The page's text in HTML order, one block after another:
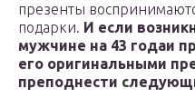
презенты
подарки. И если
мужчине на 43 годаи
его оригинальными
преподнести